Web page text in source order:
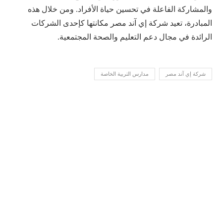
والمشاركة الفاعلة في تحسين حياة الأفراد. ومن خلال هذه
المبادرة، تعيد شركة إي آند مصر مكانتها كإحدى الشركات
الرائدة في مجال دعم التعليم والصحة المجتمعية.
شركة إي آند مصر مدارس التربية الخاصة